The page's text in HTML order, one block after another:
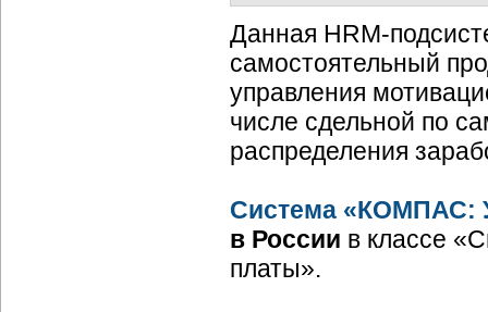
Данная HRM-
самостоятельный
управления
числе сдельной по
распределения
Система «КОМПАС:
в России в классе
платы».